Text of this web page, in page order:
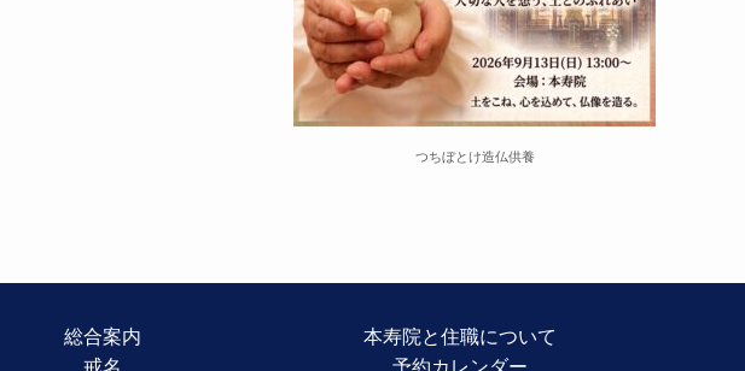
つちぼとけ造仏供養
総合案内
本寿院と住職について